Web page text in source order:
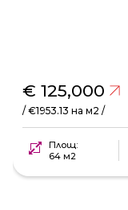
€ 125,000
/ €1953.13 на м2 /
Площ:
64 м2